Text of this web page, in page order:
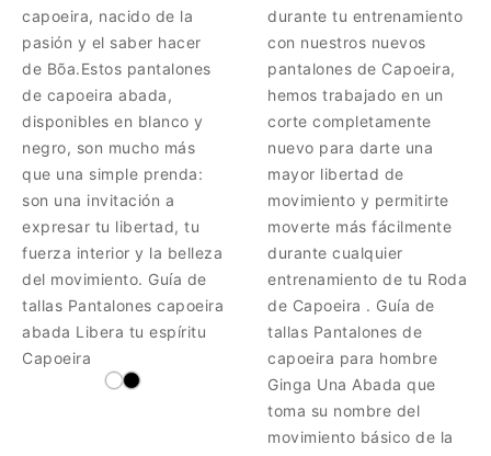
capoeira, nacido de la
pasión y el saber hacer
de Bõa.Estos pantalones
de capoeira abada,
disponibles en blanco y
negro, son mucho más
que una simple prenda:
son una invitación a
expresar tu libertad, tu
fuerza interior y la belleza
del movimiento. Guía de
tallas Pantalones capoeira
abada Libera tu espíritu
Capoeira
durante tu entrenamiento
con nuestros nuevos
pantalones de Capoeira,
hemos trabajado en un
corte completamente
nuevo para darte una
mayor libertad de
movimiento y permitirte
moverte más fácilmente
durante cualquier
entrenamiento de tu Roda
de Capoeira . Guía de
tallas Pantalones de
capoeira para hombre
Ginga Una Abada que
toma su nombre del
movimiento básico de la